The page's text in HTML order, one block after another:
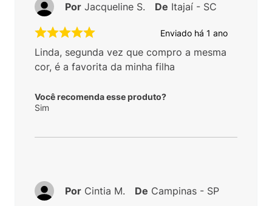
Enviado há 1 ano
Linda, segunda vez que compro a mesma
cor, é a favorita da minha filha
Você recomenda esse produto?
Sim
Por Jacqueline S. De Itajaí - SC
Por Cintia M. De Campinas - SP